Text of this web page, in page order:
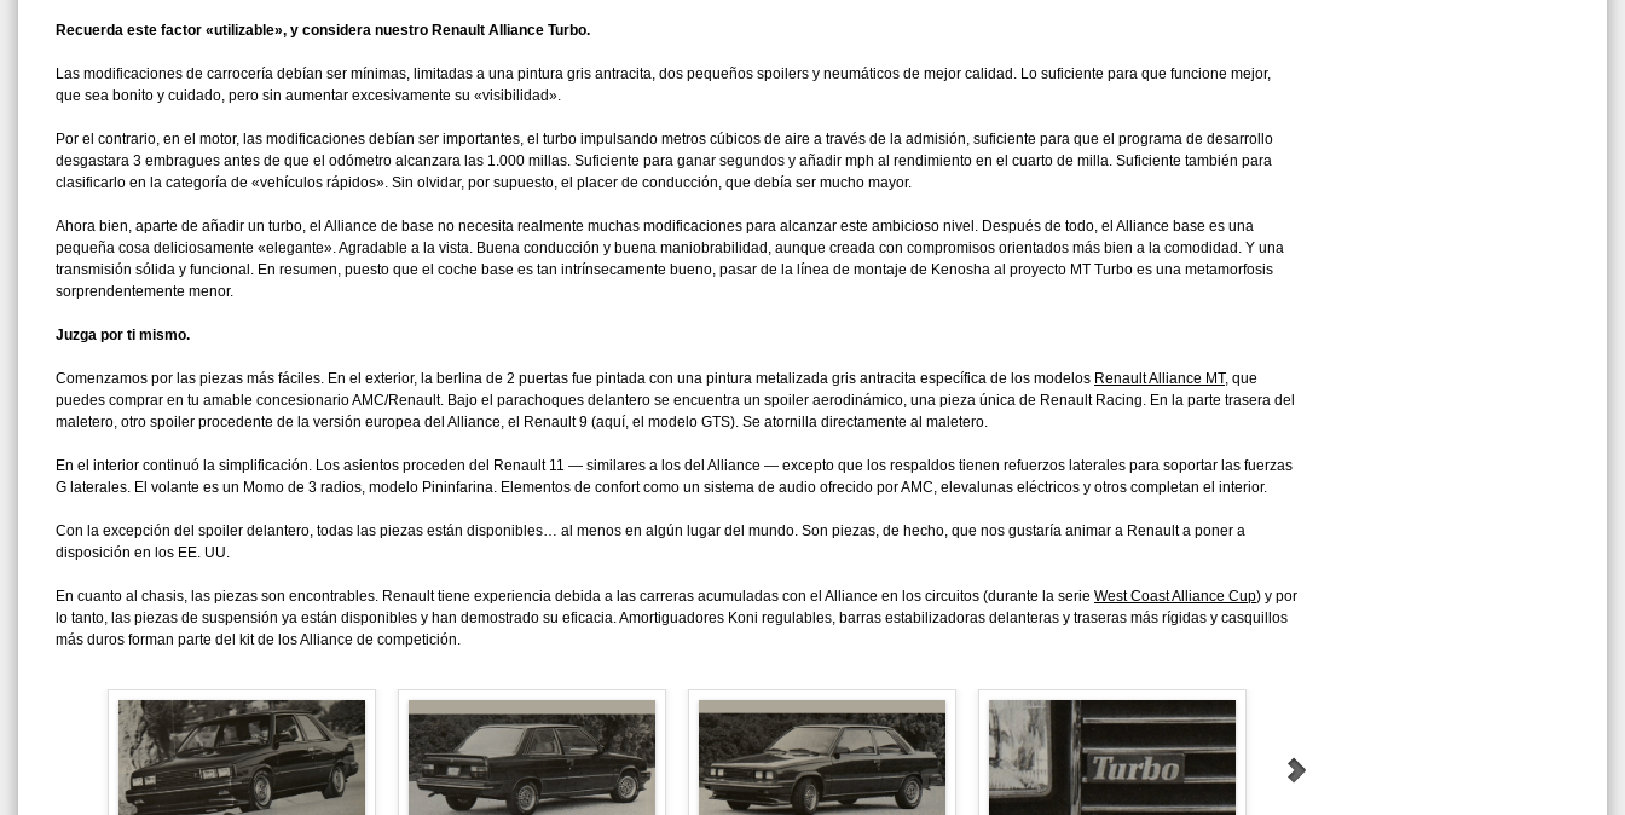
Recuerda este factor «utilizable», y considera nuestro Renault Alliance Turbo.
Las modificaciones de carrocería debían ser mínimas, limitadas a una pintura gris antracita, dos pequeños spoilers y neumáticos de mejor calidad. Lo suficiente para que funcione mejor,
que sea bonito y cuidado, pero sin aumentar excesivamente su «visibilidad».
Por el contrario, en el motor, las modificaciones debían ser importantes, el turbo impulsando metros cúbicos de aire a través de la admisión, suficiente para que el programa de desarrollo
desgastara 3 embragues antes de que el odómetro alcanzara las 1.000 millas. Suficiente para ganar segundos y añadir mph al rendimiento en el cuarto de milla. Suficiente también para
clasificarlo en la categoría de «vehículos rápidos». Sin olvidar, por supuesto, el placer de conducción, que debía ser mucho mayor.
Ahora bien, aparte de añadir un turbo, el Alliance de base no necesita realmente muchas modificaciones para alcanzar este ambicioso nivel. Después de todo, el Alliance base es una
pequeña cosa deliciosamente «elegante». Agradable a la vista. Buena conducción y buena maniobrabilidad, aunque creada con compromisos orientados más bien a la comodidad. Y una
transmisión sólida y funcional. En resumen, puesto que el coche base es tan intrínsecamente bueno, pasar de la línea de montaje de Kenosha al proyecto MT Turbo es una metamorfosis
sorprendentemente menor.
Juzga por ti mismo.
Comenzamos por las piezas más fáciles. En el exterior, la berlina de 2 puertas fue pintada con una pintura metalizada gris antracita específica de los modelos Renault Alliance MT, que
puedes comprar en tu amable concesionario AMC/Renault. Bajo el parachoques delantero se encuentra un spoiler aerodinámico, una pieza única de Renault Racing. En la parte trasera del
maletero, otro spoiler procedente de la versión europea del Alliance, el Renault 9 (aquí, el modelo GTS). Se atornilla directamente al maletero.
En el interior continuó la simplificación. Los asientos proceden del Renault 11 — similares a los del Alliance — excepto que los respaldos tienen refuerzos laterales para soportar las fuerzas
G laterales. El volante es un Momo de 3 radios, modelo Pininfarina. Elementos de confort como un sistema de audio ofrecido por AMC, elevalunas eléctricos y otros completan el interior.
Con la excepción del spoiler delantero, todas las piezas están disponibles… al menos en algún lugar del mundo. Son piezas, de hecho, que nos gustaría animar a Renault a poner a
disposición en los EE. UU.
En cuanto al chasis, las piezas son encontrables. Renault tiene experiencia debida a las carreras acumuladas con el Alliance en los circuitos (durante la serie West Coast Alliance Cup) y por
lo tanto, las piezas de suspensión ya están disponibles y han demostrado su eficacia. Amortiguadores Koni regulables, barras estabilizadoras delanteras y traseras más rígidas y casquillos
más duros forman parte del kit de los Alliance de competición.